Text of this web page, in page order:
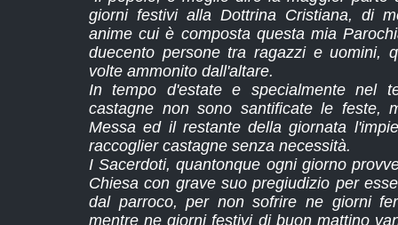
giorni festivi alla Dottrina Cristiana, di
anime cui è composta questa mia
duecento persone tra ragazzi e uomini,
volte ammonito dall'altare.
In tempo d'estate e specialmente nel
castagne non sono santificate le feste,
Messa ed il restante della giornata
raccoglier castagne senza necessità.
I Sacerdoti, quantonque ogni giorno
Chiesa con grave suo pregiudizio per
dal parroco, per non sofrire ne giorni
mentre ne giorni festivi di buon mattino